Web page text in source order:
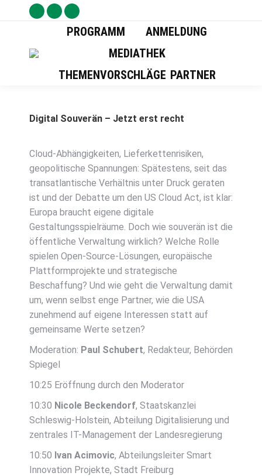
Facebook
wird
geöffnet
X
Seite
einem
geöffnet
YouTube
Seite
einem
geöffnet
PROGRAMM
ANMELDUNG
MEDIATHEK
THEMENVORSCHLÄGE PARTNER
Digital Souverän – Jetzt erst recht
Cloud-Abhängigkeiten, Lieferkettenrisiken,
geopolitische Spannungen: Spätestens, seit das
transatlantische Verhältnis unter Druck geraten
ist und der Debatte um den US Cloud Act, ist klar:
Europa braucht eigene digitale
Gestaltungsspielräume. Doch wie souverän ist die
öffentliche Verwaltung wirklich? Welche Rolle
spielen Open-Source-Lösungen, europäische
Plattformprojekte und strategische
Beschaffung? Und wie geht die Verwaltung damit
um, wenn selbst enge Partner, wie die USA
zunehmend auf eigene Interessen statt auf
gemeinsame Werte setzen?
Moderation: Paul Schubert, Redakteur, Behörden
Spiegel
10:25 Eröffnung durch den Moderator
10:30 Nicole Beckendorf, Staatskanzlei
Schleswig-Holstein, Abteilung Digitalisierung und
zentrales IT-Management der Landesregierung
10:50 Ivan Acimovic, Abteilungsleiter Smart
Innovation Projekte, Stadt Freiburg